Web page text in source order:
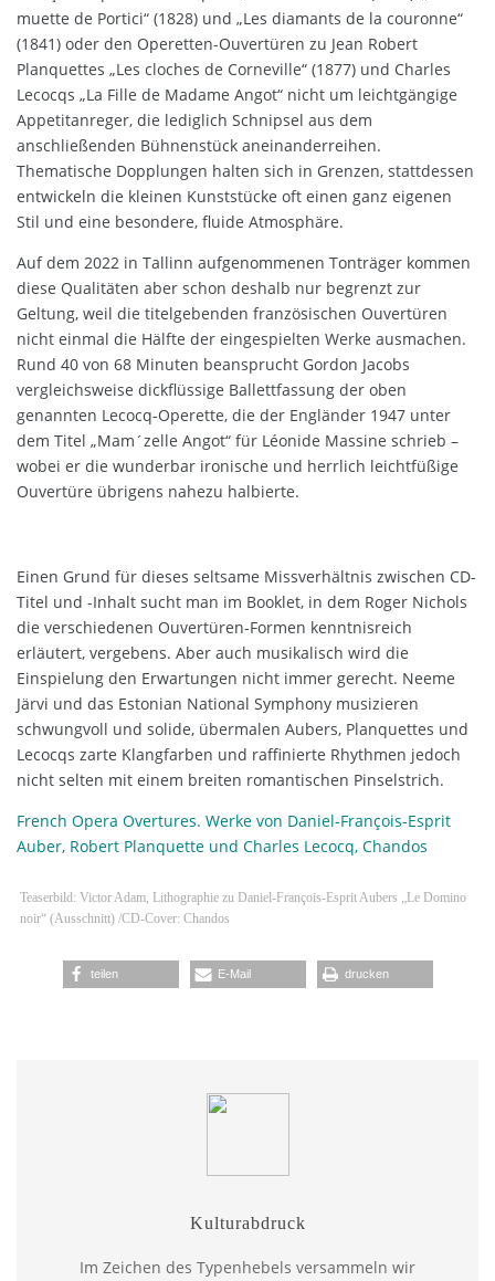
muette de Portici“ (1828) und „Les diamants de la couronne“
(1841) oder den Operetten-Ouvertüren zu Jean Robert
Planquettes „Les cloches de Corneville“ (1877) und Charles
Lecocqs „La Fille de Madame Angot“ nicht um leichtgängige
Appetitanreger, die lediglich Schnipsel aus dem
anschließenden Bühnenstück aneinanderreihen.
Thematische Dopplungen halten sich in Grenzen, stattdessen
entwickeln die kleinen Kunststücke oft einen ganz eigenen
Stil und eine besondere, fluide Atmosphäre.
Auf dem 2022 in Tallinn aufgenommenen Tonträger kommen
diese Qualitäten aber schon deshalb nur begrenzt zur
Geltung, weil die titelgebenden französischen Ouvertüren
nicht einmal die Hälfte der eingespielten Werke ausmachen.
Rund 40 von 68 Minuten beansprucht Gordon Jacobs
vergleichsweise dickflüssige Ballettfassung der oben
genannten Lecocq-Operette, die der Engländer 1947 unter
dem Titel „Mam´zelle Angot“ für Léonide Massine schrieb –
wobei er die wunderbar ironische und herrlich leichtfüßige
Ouvertüre übrigens nahezu halbierte.
Einen Grund für dieses seltsame Missverhältnis zwischen CD-
Titel und -Inhalt sucht man im Booklet, in dem Roger Nichols
die verschiedenen Ouvertüren-Formen kenntnisreich
erläutert, vergebens. Aber auch musikalisch wird die
Einspielung den Erwartungen nicht immer gerecht. Neeme
Järvi und das Estonian National Symphony musizieren
schwungvoll und solide, übermalen Aubers, Planquettes und
Lecocqs zarte Klangfarben und raffinierte Rhythmen jedoch
nicht selten mit einem breiten romantischen Pinselstrich.
French Opera Overtures. Werke von Daniel-François-Esprit
Auber, Robert Planquette und Charles Lecocq, Chandos
Teaserbild: Victor Adam, Lithographie zu Daniel-François-Esprit Aubers „Le Domino
noir“ (Ausschnitt) /CD-Cover: Chandos
teilen E-Mail drucken
Kulturabdruck
Im Zeichen des Typenhebels versammeln wir